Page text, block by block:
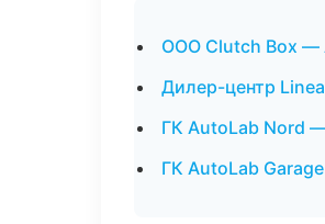
ООО Clutch Box —
Дилер-центр
ГК AutoLab Nord
ГК AutoLab